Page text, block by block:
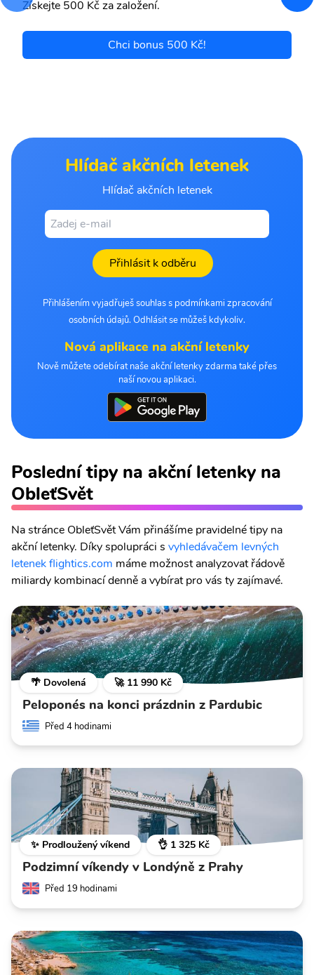
Získejte 500 Kč za založení.
Chci bonus 500 Kč!
Hlídač akčních letenek
Hlídač akčních letenek
Přihlásit k odběru
Přihlášením vyjadřuješ souhlas s podmínkami zpracování
osobních údajů. Odhlásit se můžeš kdykoliv.
Nová aplikace na akční letenky
Nově můžete odebírat naše akční letenky zdarma také přes
naší novou aplikaci.
Poslední tipy na akční letenky na
ObleťSvět
Na stránce ObleťSvět Vám přinášíme pravidelné tipy na
akční letenky. Díky spolupráci s vyhledávačem levných
letenek flightics.com máme možnost analyzovat řádově
miliardy kombinací denně a vybírat pro vás ty zajímavé.
🌴 Dovolená 🚀 11 990 Kč
Peloponés na konci prázdnin z Pardubic
Před 4 hodinami
✨ Prodloužený víkend 👌 1 325 Kč
Podzimní víkendy v Londýně z Prahy
Před 19 hodinami